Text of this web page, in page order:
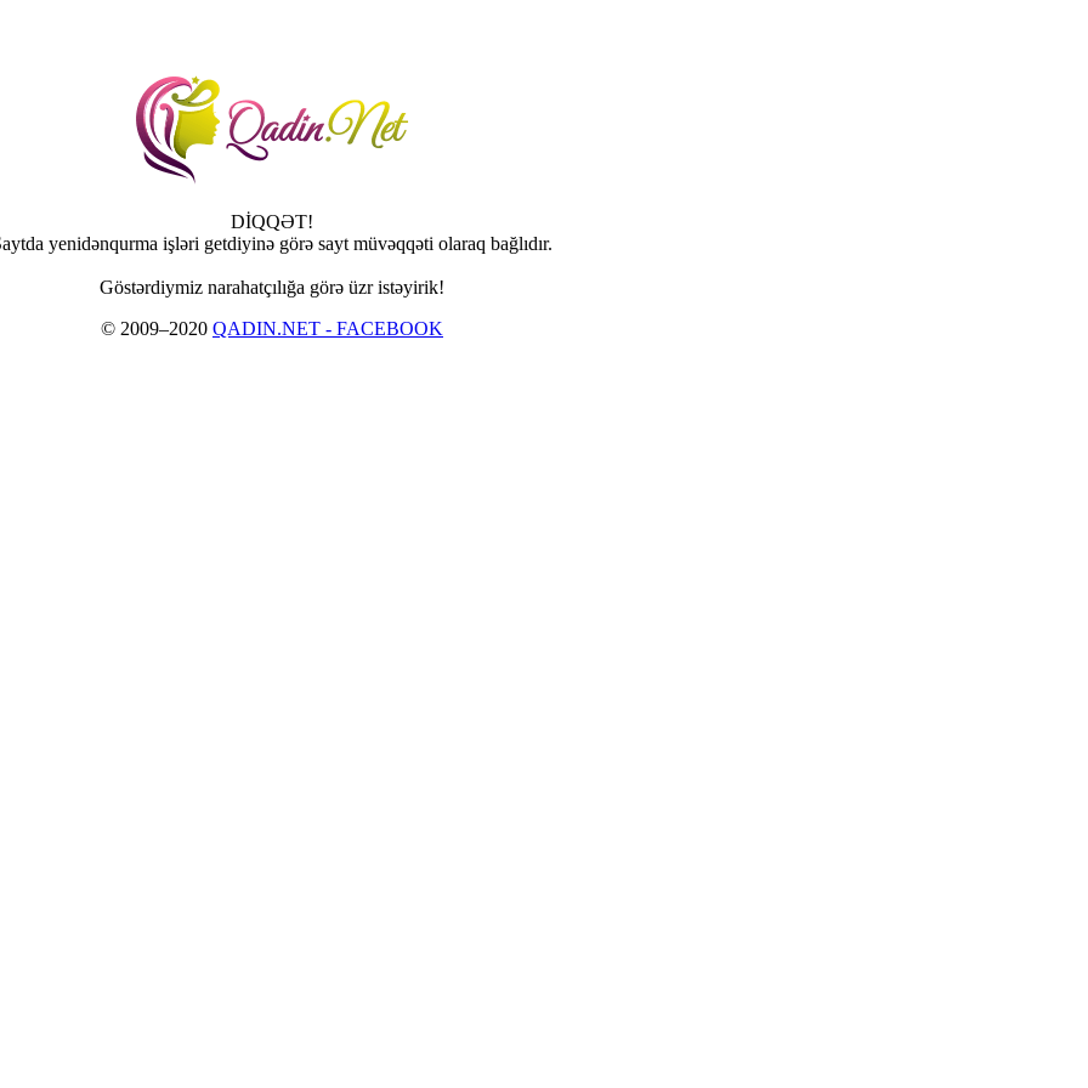
DİQQƏT!
yenidənqurma işləri getdiyinə görə sayt müvəqqəti olaraq bağlıdır.
Göstərdiymiz narahatçılığa görə üzr istəyirik!
© 2009–2020 QADIN.NET - FACEBOOK